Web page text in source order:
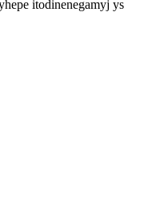
itodinenegamyj ys